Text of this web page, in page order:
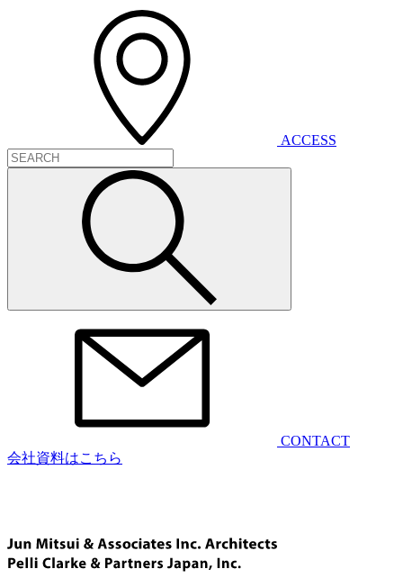
ACCESS
CONTACT
会社資料はこちら